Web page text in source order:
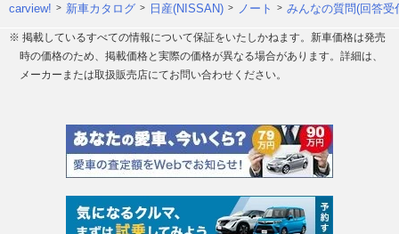
carview! 新車カタログ 日産(NISSAN) ノート みんなの質問(回答受
※ 掲載しているすべての情報について保証をいたしかねます。新車価格は発売
時の価格のため、掲載価格と実際の価格が異なる場合があります。詳細は、
メーカーまたは取扱販売店にてお問い合わせください。